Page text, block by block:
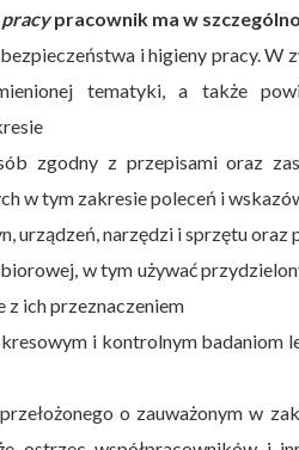
pracownik ma w
i higieny pracy. W
tematyki, a także
zgodny z przepisami oraz
w tym zakresie poleceń i
urządzeń, narzędzi i sprzętu
w tym używać
ich przeznaczeniem
i kontrolnym badaniom
o zauważonym w